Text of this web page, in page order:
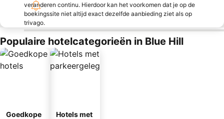
veranderen continu. Hierdoor kan het voorkomen dat je op de
boekingssite niet altijd exact dezelfde aanbieding ziet als op
trivago.
Populaire hotelcategorieën in Blue Hill
Goedkope
Hotels met